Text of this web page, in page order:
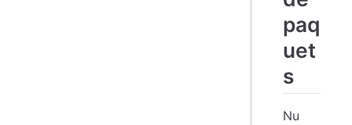
paq
uet
s
Nu